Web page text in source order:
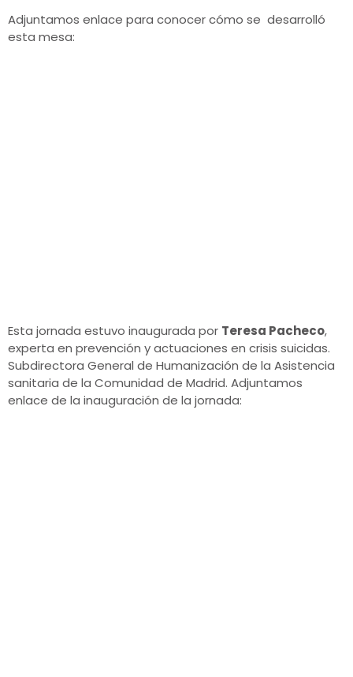
Adjuntamos enlace para conocer cómo se desarrolló
esta mesa:
Esta jornada estuvo inaugurada por Teresa Pacheco,
experta en prevención y actuaciones en crisis suicidas.
Subdirectora General de Humanización de la Asistencia
sanitaria de la Comunidad de Madrid. Adjuntamos
enlace de la inauguración de la jornada: